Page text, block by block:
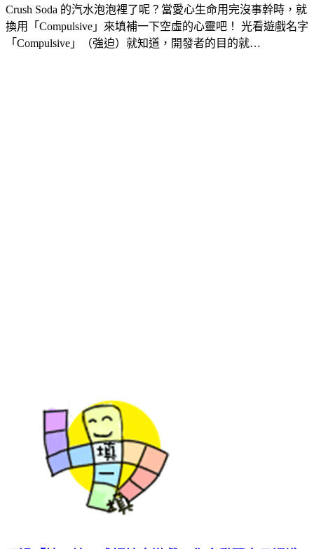
Crush Soda 的汽水泡泡裡了呢？當愛心生命用完沒事幹時，就
換用「Compulsive」來填補一下空虛的心靈吧！ 光看遊戲名字
「Compulsive」（強迫）就知道，開發者的目的就…